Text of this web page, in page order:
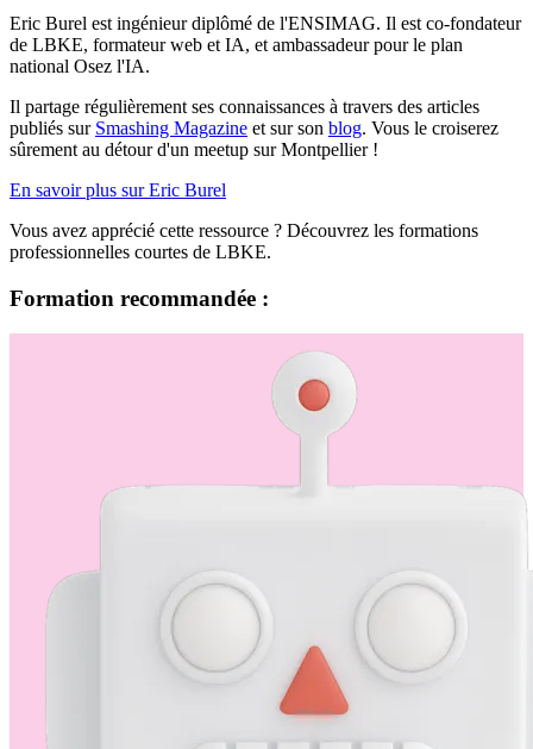
Eric Burel est ingénieur diplômé de l'ENSIMAG. Il est co-fondateur
de LBKE, formateur web et IA, et ambassadeur pour le plan
national Osez l'IA.
Il partage régulièrement ses connaissances à travers des articles
publiés sur Smashing Magazine et sur son blog. Vous le croiserez
sûrement au détour d'un meetup sur Montpellier !
En savoir plus sur Eric Burel
Vous avez apprécié cette ressource ? Découvrez les formations
professionnelles courtes de LBKE.
Formation recommandée :